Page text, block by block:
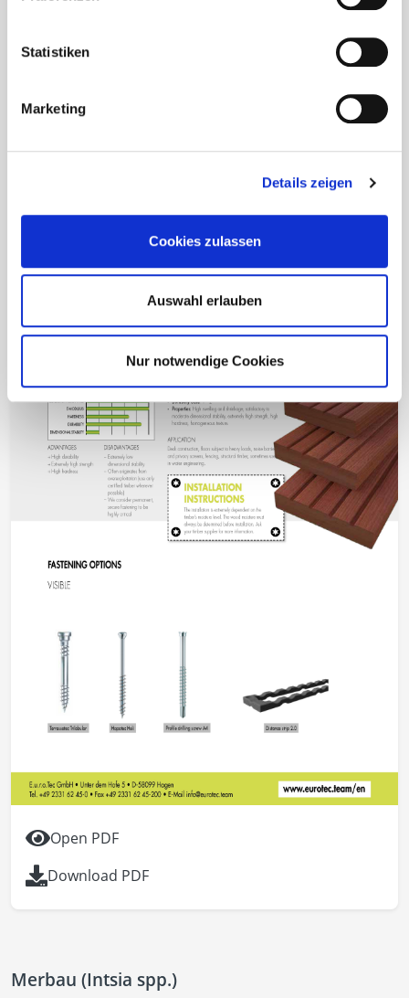
Statistiken
Marketing
Details zeigen
Cookies zulassen
Auswahl erlauben
Nur notwendige Cookies
Download PDF
Massaranduba (Manilkara spp.)
Open PDF
Download PDF
Merbau (Intsia spp.)